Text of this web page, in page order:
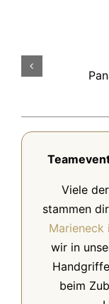
Viele
stammen
Marieneck
wir in
beim